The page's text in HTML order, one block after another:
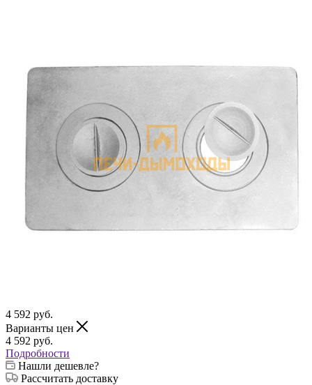
4 592 руб.
Варианты цен
4 592 руб.
Подробности
Нашли дешевле?
Рассчитать доставку